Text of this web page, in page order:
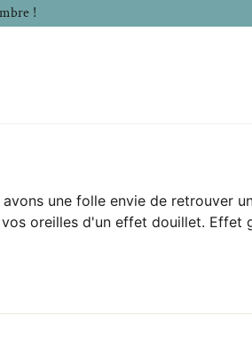
!
une folle envie de retrouver
oreilles d'un effet douillet. Effet